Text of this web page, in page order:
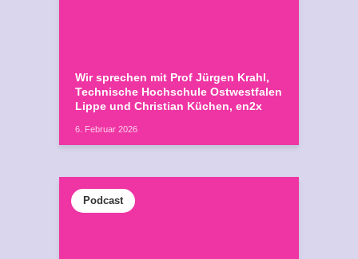
Wir sprechen mit Prof Jürgen Krahl,
Technische Hochschule Ostwestfalen
Lippe und Christian Küchen, en2x
6. Februar 2026
Podcast